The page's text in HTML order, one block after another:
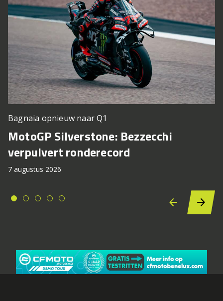
Bagnaia opnieuw naar Q1
MotoGP Silverstone: Bezzecchi
verpulvert ronderecord
7 augustus 2026